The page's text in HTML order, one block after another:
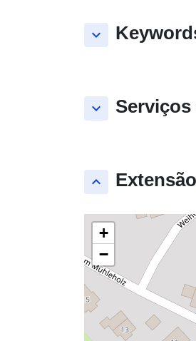
keyboard_arrow_down
keyboard_arrow_down
keyboard_arrow_up
+
−